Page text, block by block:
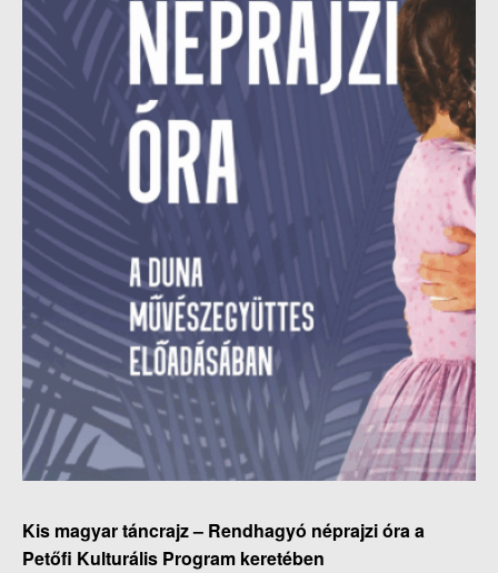
Kis magyar táncrajz – Rendhagyó néprajzi óra a
Petőfi Kulturális Program keretében